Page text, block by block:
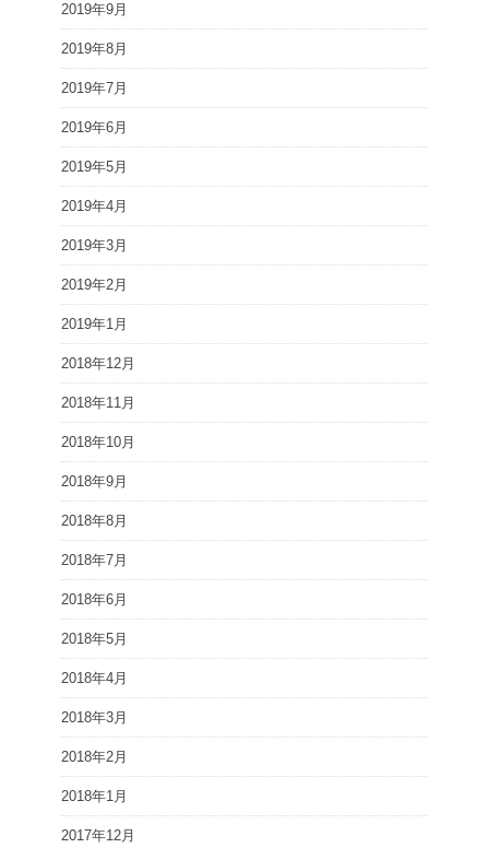
2019年9月
2019年8月
2019年7月
2019年6月
2019年5月
2019年4月
2019年3月
2019年2月
2019年1月
2018年12月
2018年11月
2018年10月
2018年9月
2018年8月
2018年7月
2018年6月
2018年5月
2018年4月
2018年3月
2018年2月
2018年1月
2017年12月